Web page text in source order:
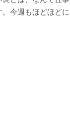
今週もほどほどに